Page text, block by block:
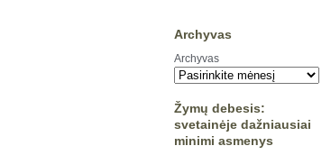
Archyvas
Archyvas
Žymų debesis:
svetainėje dažniausiai
minimi asmenys